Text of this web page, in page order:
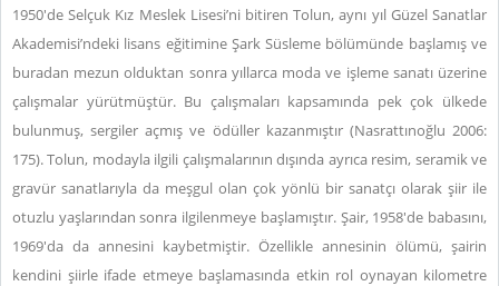
1950'de Selçuk Kız Meslek Lisesi’ni bitiren Tolun, aynı yıl Güzel Sanatlar
Akademisi’ndeki lisans eğitimine Şark Süsleme bölümünde başlamış ve
buradan mezun olduktan sonra yıllarca moda ve işleme sanatı üzerine
çalışmalar yürütmüştür. Bu çalışmaları kapsamında pek çok ülkede
bulunmuş, sergiler açmış ve ödüller kazanmıştır (Nasrattınoğlu 2006:
175). Tolun, modayla ilgili çalışmalarının dışında ayrıca resim, seramik ve
gravür sanatlarıyla da meşgul olan çok yönlü bir sanatçı olarak şiir ile
otuzlu yaşlarından sonra ilgilenmeye başlamıştır. Şair, 1958'de babasını,
1969'da da annesini kaybetmiştir. Özellikle annesinin ölümü, şairin
kendini şiirle ifade etmeye başlamasında etkin rol oynayan kilometre